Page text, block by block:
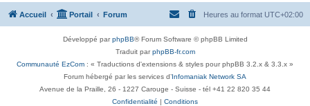
Accueil Portail Forum Heures au format UTC+02:00
Développé parphpBB® Forum Software © phpBB Limited
Traduit parphpBB-fr.com
Communauté EzCom : « Traductions d'extensions & styles pour phpBB 3.2.x & 3.3.x »
Forum hébergé par les services d’ Infomaniak Network SA
Avenue de la Praille, 26 - 1227 Carouge - Suisse - tél +41 22 820 35 44
Confidentialité
Conditions